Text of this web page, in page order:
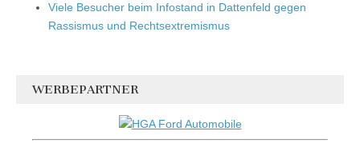
Viele Besucher beim Infostand in Dattenfeld gegen
Rassismus und Rechtsextremismus
WERBEPARTNER